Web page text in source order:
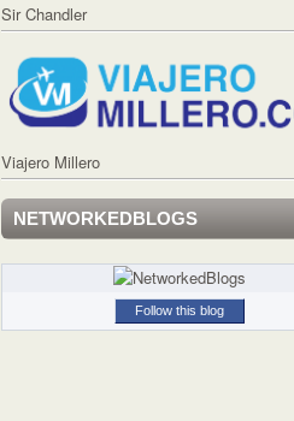
Sir Chandler
Viajero Millero
NETWORKEDBLOGS
Follow this blog